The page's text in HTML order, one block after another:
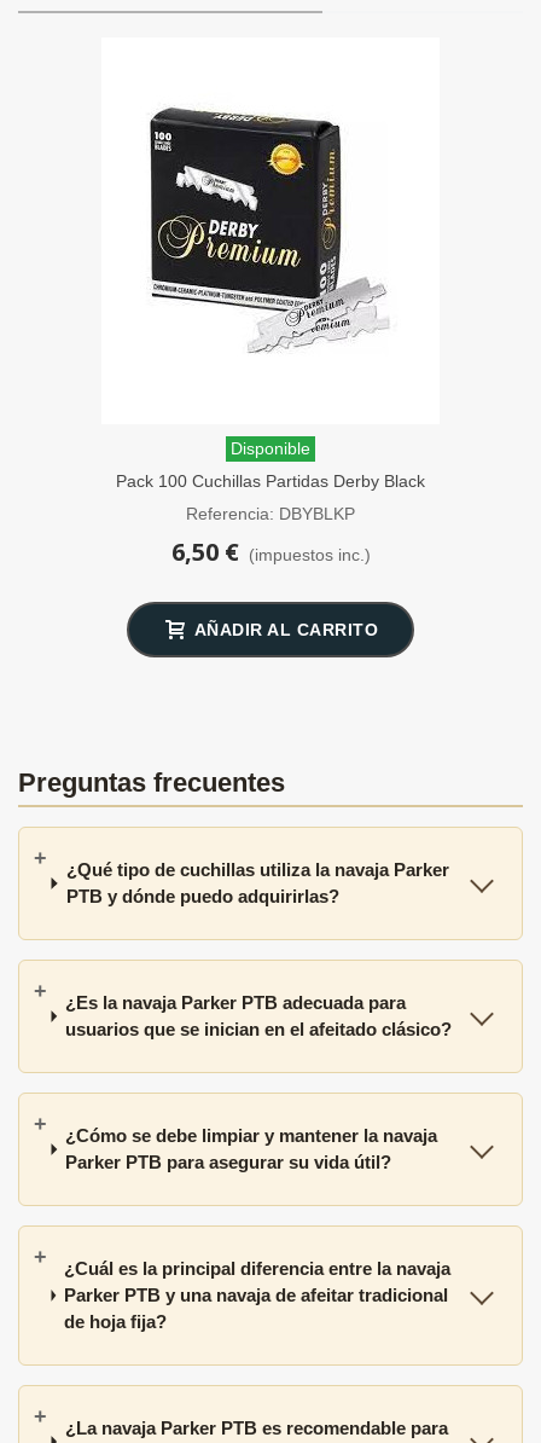
Disponible
Pack 100 Cuchillas Partidas Derby Black
Premium
Referencia: DBYBLKP
6,50 € (impuestos inc.)
AÑADIR AL CARRITO
Preguntas frecuentes
¿Qué tipo de cuchillas utiliza la navaja Parker
PTB y dónde puedo adquirirlas?
¿Es la navaja Parker PTB adecuada para
usuarios que se inician en el afeitado clásico?
¿Cómo se debe limpiar y mantener la navaja
Parker PTB para asegurar su vida útil?
¿Cuál es la principal diferencia entre la navaja
Parker PTB y una navaja de afeitar tradicional
de hoja fija?
¿La navaja Parker PTB es recomendable para